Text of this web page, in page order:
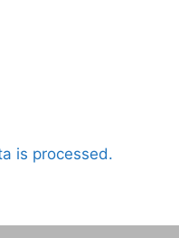
is processed.